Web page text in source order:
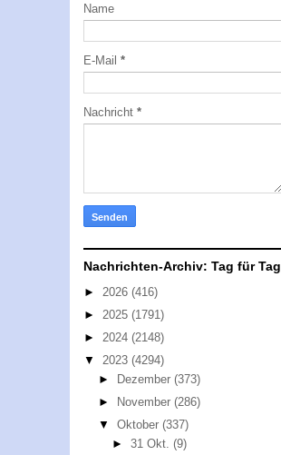
Name
E-Mail *
Nachricht *
Nachrichten-Archiv: Tag für Tag
► 2026 (416)
► 2025 (1791)
► 2024 (2148)
▼ 2023 (4294)
►
Dezember (373)
►
November (286)
▼ Oktober (337)
►31 Okt.(9)